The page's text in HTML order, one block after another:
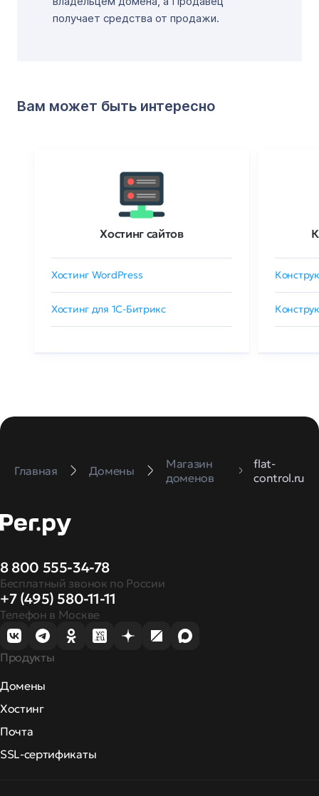
получает средства от продажи.
Вам может быть интересно
Хостинг сайтов
Хостинг WordPress
Хостинг для 1C-Битрикс
Главная Домены
Магазин
доменов
flat-
control.ru
8 800 555-34-78
Бесплатный звонок по России
+7 (495) 580-11-11
Телефон в Москве
Продукты
Домены
Хостинг
Почта
SSL-сертификаты